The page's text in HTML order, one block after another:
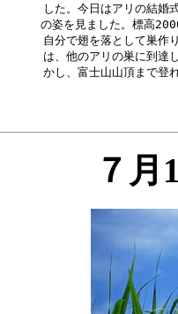
した。今日はアリの結婚
の姿を見ました。標高
自分で翅を落として巣作
は、他のアリの巣に到達
７月